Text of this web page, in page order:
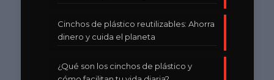
Cinchos de plástico reutilizables: Ahorra
dinero y cuida el planeta
¿Qué son los cinchos de plástico y